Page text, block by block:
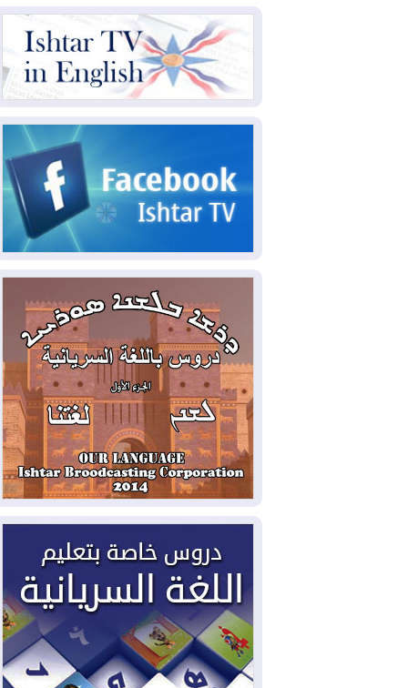
2026-08-05
لمدة عام.. بدء توريد 100
مليون قدم مكعب يومياً من غاز كورمور في
إقليم كوردستان إلى وزارة الكهرباء العراقية
ملامح أخطر التحديات التي تواجه العراق
2026-08-05
حرائق فرنسا.. توقيف 402
شخص بينهم 156 قاصرا منذ بداية موسم
الحرائق
2026-08-04سومو: إنتاج النفط في إقليم
كوردستان انخفض إلى أقل من 10%
2026-08-04ملفات حقبة الكاظمي تعود إلى
الواجهة.. أنباء عن مراجعات قضائية
وتحقيقات أوسع في قضايا فساد
2026-08-04بيترو يشكو تزوير الانتخابات
الرئاسية ويحذر من "حرب أهلية" في
كولومبيا
2026-08-03رئيس إقليم كوردستان في
2026-08-03العراق يؤكد مجدداً التزامه
بمنع الهجمات على الدول المجاورة
2026-08-03العجز والاقتراض يطوقان
المالية العراقية.. اقتراض يتجاوز 3 تريليونات
دينار!